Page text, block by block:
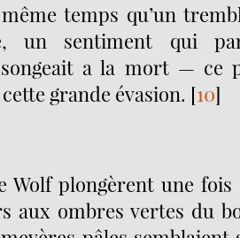
temps qu’un
un sentiment qui
songeait a la mort — ce
grande évasion. [10]
Wolf plongèrent une
aux ombres vertes du